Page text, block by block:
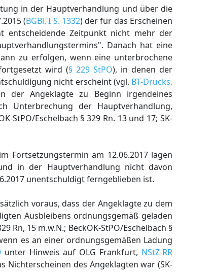
in der Hauptverhandlung und über die
(BGBl. I S. 1332) der für das Erscheinen
entscheidende Zeitpunkt nicht mehr der
Danach hat eine
zu erfolgen, wenn eine unterbrochene
wird (§ 229 StPO), in denen der
nicht erscheint (vgl. BT-Drucks.
der Angeklagte zu Beginn irgendeines
Unterbrechung der Hauptverhandlung,
StPO/Eschelbach § 329 Rn. 13 und 17; SK-
Fortsetzungstermin am 12.06.2017 lagen
in der Hauptverhandlung nicht davon
unentschuldigt ferngeblieben ist.
voraus, dass der Angeklagte zu dem
Ausbleibens ordnungsgemäß geladen
Rn, 15 m.w.N.; BeckOK-StPO/Eschelbach §
es an einer ordnungsgemäßen Ladung
unter Hinweis auf OLG Frankfurt, NStZ-RR
Nichterscheinen des Angeklagten war (SK-